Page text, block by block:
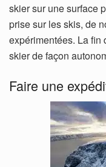
skier sur une surface
prise sur les skis, de
expérimentées. La fin
skier de façon
Faire une